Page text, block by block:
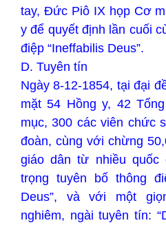
tay, Đức Piô IX họp Cơ
y để quyết định lần cuối
điệp “Ineffabilis Deus”.
D. Tuyên tín
Ngày 8-12-1854, tại đại
mặt 54 Hồng y, 42
mục, 300 các viên chức
đoàn, cùng với chừng
giáo dân từ nhiều
trọng tuyên bố thông
Deus”, và với một
nghiêm, ngài tuyên tín: